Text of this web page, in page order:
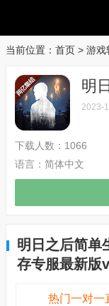
当前位置： 首页 > 游戏
明
2023-
下载人数： 1066
语言： 简体中文
明日之后简单
存专服最新版
热门一对一